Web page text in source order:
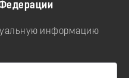
информацию